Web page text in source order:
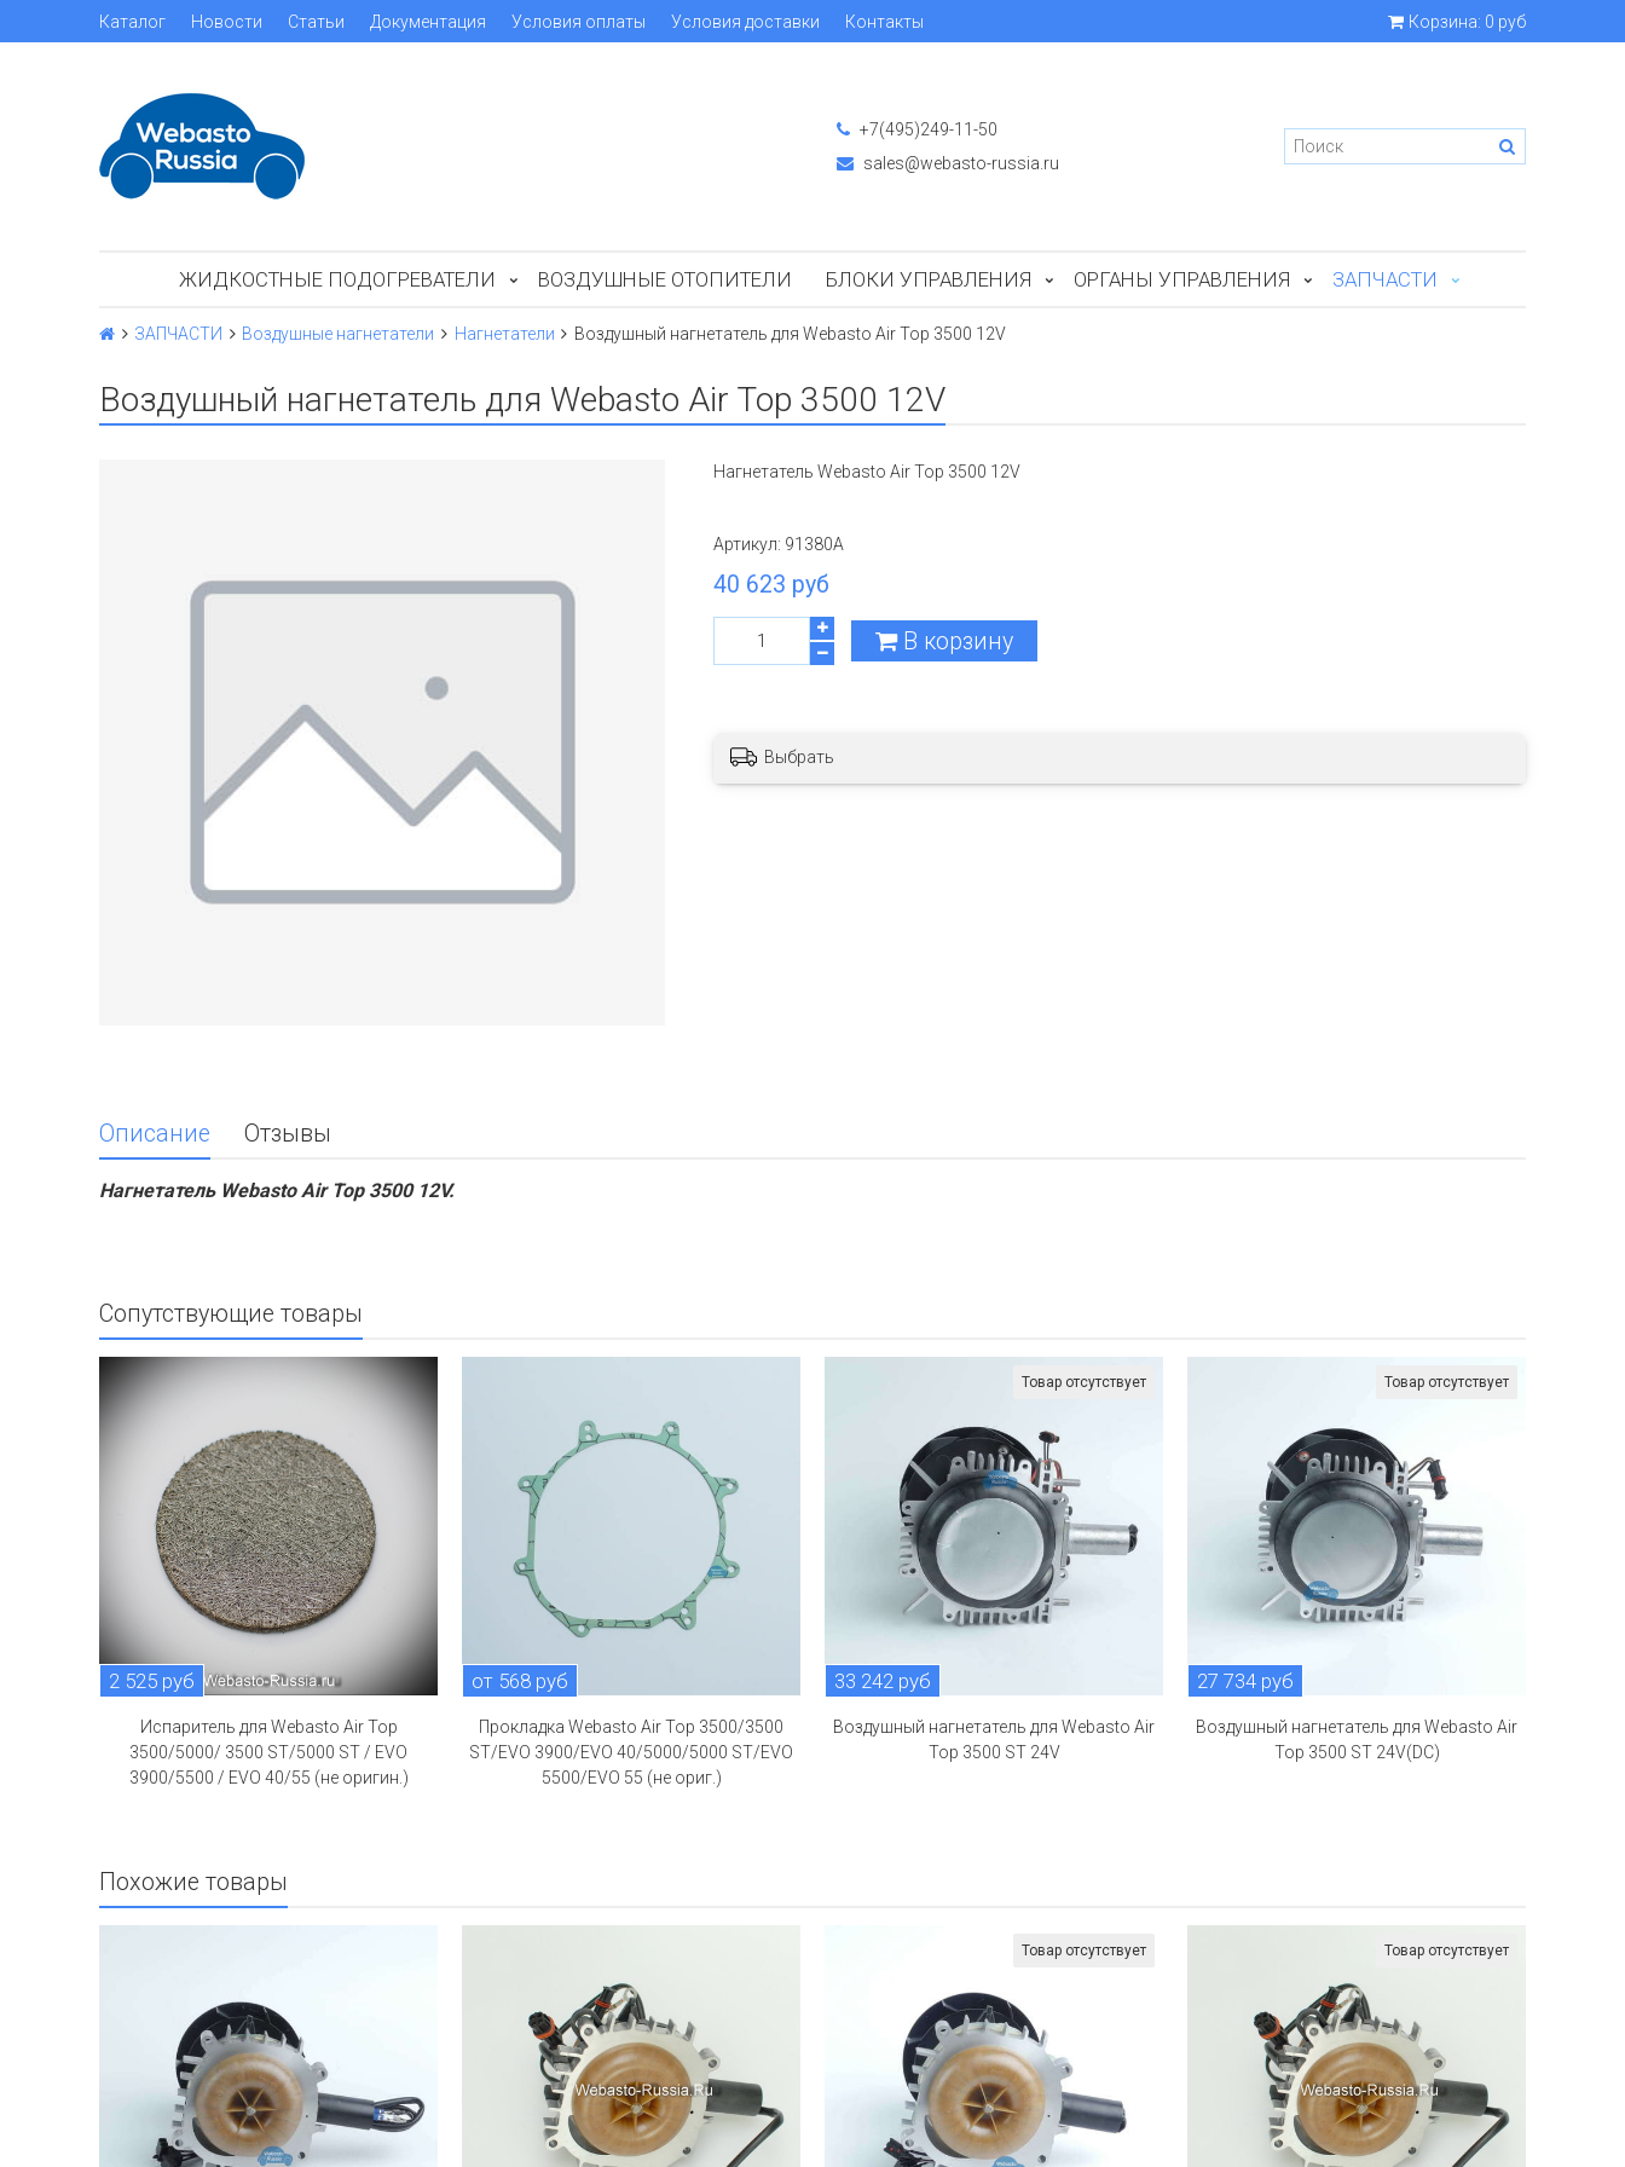
Каталог Новости Статьи Документация Условия оплаты Условия доставки Контакты Корзина: 0 руб
+7(495)249-11-50
sales@webasto-russia.ru
ЖИДКОСТНЫЕ ПОДОГРЕВАТЕЛИ ВОЗДУШНЫЕ ОТОПИТЕЛИ БЛОКИ УПРАВЛЕНИЯ ОРГАНЫ УПРАВЛЕНИЯ ЗАПЧАСТИ
ЗАПЧАСТИ Воздушные нагнетатели Нагнетатели Воздушный нагнетатель для Webasto Air Top 3500 12V
Воздушный нагнетатель для Webasto Air Top 3500 12V
Нагнетатель Webasto Air Top 3500 12V
Артикул: 91380A
40 623 руб
В корзину
Выбрать
Описание Отзывы
Нагнетатель Webasto Air Top 3500 12V.
Сопутствующие товары
2 525 руб
Испаритель для Webasto Air Top
3500/5000/ 3500 ST/5000 ST / EVO
3900/5500 / EVO 40/55 (не оригин.)
от 568 руб
Прокладка Webasto Air Top 3500/3500
ST/EVO 3900/EVO 40/5000/5000 ST/EVO
5500/EVO 55 (не ориг.)
Товар отсутствует
33 242 руб
Воздушный нагнетатель для Webasto Air
Top 3500 ST 24V
Товар отсутствует
27 734 руб
Воздушный нагнетатель для Webasto Air
Top 3500 ST 24V(DC)
Похожие товары
Товар отсутствует Товар отсутствует